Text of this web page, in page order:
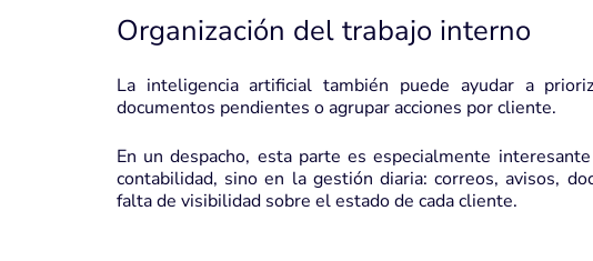
Organización del trabajo interno
La inteligencia artificial también puede ayudar a
documentos pendientes o agrupar acciones por cliente.
En un despacho, esta parte es especialmente
contabilidad, sino en la gestión diaria: correos, avisos,
falta de visibilidad sobre el estado de cada cliente.